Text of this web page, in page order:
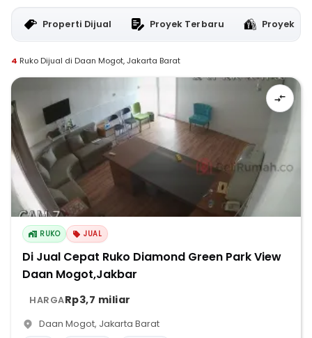
Properti Dijual Proyek Terbaru Proyek
4 Ruko Dijual di Daan Mogot, Jakarta Barat
RUKO JUAL
Di Jual Cepat Ruko Diamond Green Park View
Daan Mogot,Jakbar
HARGARp3,7 miliar
Daan Mogot, Jakarta Barat